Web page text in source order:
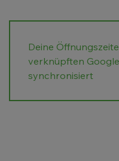
Deine
verknüpften
synchronisiert